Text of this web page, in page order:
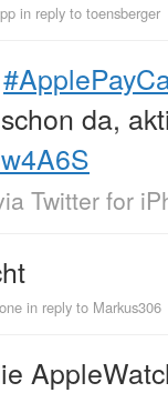
in reply to toensberger
da,
Twitter for
in reply to Markus306